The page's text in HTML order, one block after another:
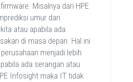
Misalnya dari HPE
umur dari
atau apabila ada
di masa depan. Hal ini
menjadi lebih
ada serangan atau
Infosight maka IT tidak